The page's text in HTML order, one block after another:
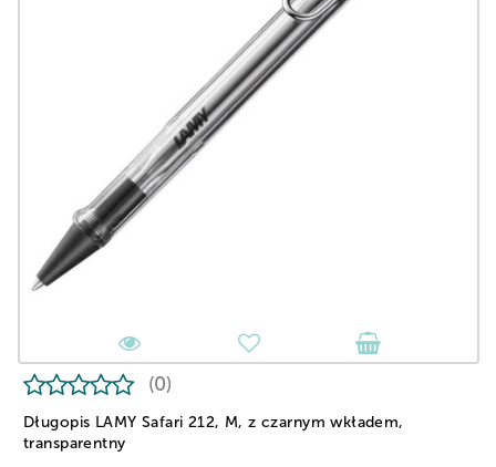
Długopis LAMY Safari 212, M, z czarnym wkładem,
transparentny
(0)